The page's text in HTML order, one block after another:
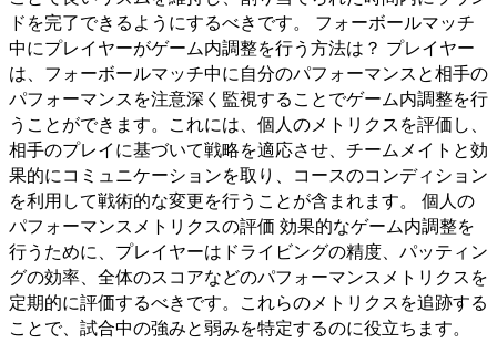
ドを完了できるようにするべきです。 フォーボールマッチ
中にプレイヤーがゲーム内調整を行う方法は？ プレイヤー
は、フォーボールマッチ中に自分のパフォーマンスと相手の
パフォーマンスを注意深く監視することでゲーム内調整を行
うことができます。これには、個人のメトリクスを評価し、
相手のプレイに基づいて戦略を適応させ、チームメイトと効
果的にコミュニケーションを取り、コースのコンディション
を利用して戦術的な変更を行うことが含まれます。 個人の
パフォーマンスメトリクスの評価 効果的なゲーム内調整を
行うために、プレイヤーはドライビングの精度、パッティン
グの効率、全体のスコアなどのパフォーマンスメトリクスを
定期的に評価するべきです。これらのメトリクスを追跡する
ことで、試合中の強みと弱みを特定するのに役立ちます。